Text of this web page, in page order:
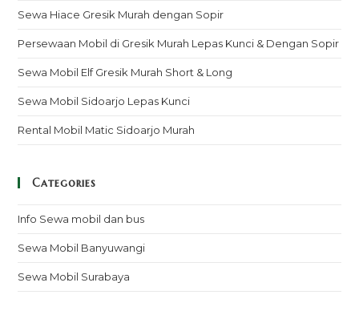
Sewa Hiace Gresik Murah dengan Sopir
Persewaan Mobil di Gresik Murah Lepas Kunci & Dengan Sopir
Sewa Mobil Elf Gresik Murah Short & Long
Sewa Mobil Sidoarjo Lepas Kunci
Rental Mobil Matic Sidoarjo Murah
Categories
Info Sewa mobil dan bus
Sewa Mobil Banyuwangi
Sewa Mobil Surabaya